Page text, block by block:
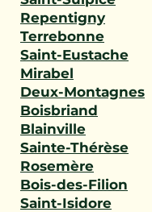
Repentigny
Terrebonne
Saint-Eustache
Mirabel
Deux-Montagnes
Boisbriand
Blainville
Sainte-Thérèse
Rosemère
Bois-des-Filion
Saint-Isidore